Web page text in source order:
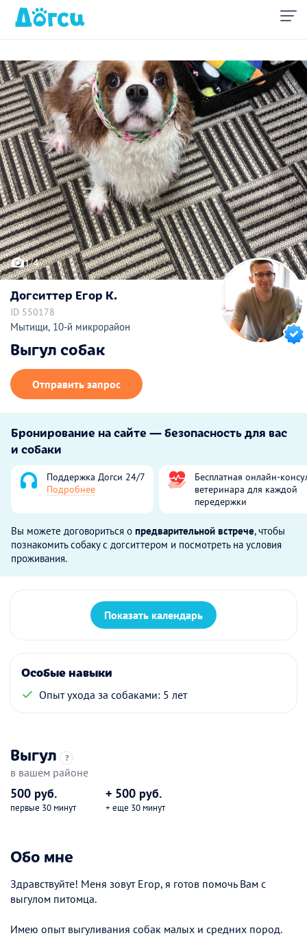
1/4
Догситтер Егор К.
ID 550178
Мытищи, 10-й микрорайон
Выгул собак
Отправить запрос
Бронирование на сайте — безопасность для вас
и собаки
Поддержка Догси 24/7
Подробнее
Бесплатная онлайн-
ветеринара для каждой
передержки
Вы можете договориться о предварительной встрече, чтобы
познакомить собаку с догситтером и посмотреть на условия
проживания.
Показать календарь
Особые навыки
Опыт ухода за собаками: 5 лет
Выгул ?
в вашем районе
500 руб.
первые 30 минут
+ 500 руб.
+ еще 30 минут
Обо мне
Здравствуйте! Меня зовут Егор, я готов помочь Вам с
выгулом питомца.
Имею опыт выгуливания собак малых и средних пород.